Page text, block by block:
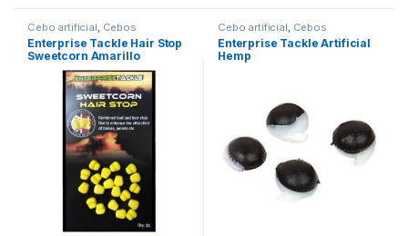
Cebo artificial Cebos
Enterprise Tackle Hair Stop
Sweetcorn Amarillo
Cebo artificial Cebos
Enterprise Tackle Artificial
Hemp